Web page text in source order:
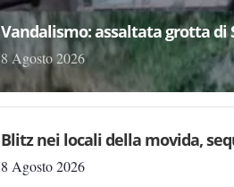
Vandalismo: assaltata grotta di
8 Agosto 2026
Blitz nei locali della movida,
8 Agosto 2026